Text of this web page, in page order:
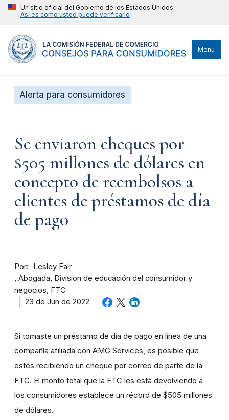
Un sitio oficial del Gobierno de los Estados Unidos
Así es como usted puede verificarlo
Menú
Alerta para consumidores
Se enviaron cheques por
$505 millones de dólares en
concepto de reembolsos a
clientes de préstamos de día
de pago
Por
Lesley Fair
Abogada, Division de educación del consumidor y
negocios, FTC
23 de Jun de 2022
Si tomaste un préstamo de día de pago en línea de una
compañía afiliada con AMG Services, es posible que
estés recibiendo un cheque por correo de parte de la
FTC. El monto total que la FTC les está devolviendo a
los consumidores establece un récord de $505 millones
de dólares.